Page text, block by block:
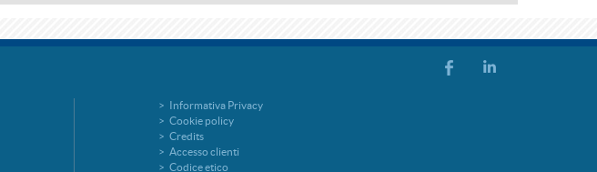
Informativa Privacy
Cookie policy
Credits
Accesso clienti
Codice etico